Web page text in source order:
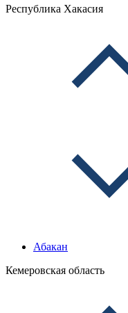
Республика Хакасия
Абакан
Кемеровская область